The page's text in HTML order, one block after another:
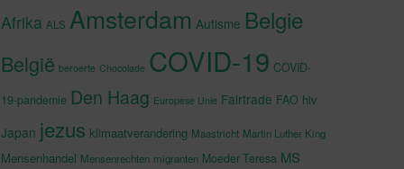
Afrika ALS Amsterdam Autisme Belgie
België beroerte Chocolade COVID-19 COVID-
19-pandemie Den Haag Europese Unie Fairtrade FAO hiv
Japan jezus klimaatverandering Maastricht Martin Luther King
Mensenhandel Mensenrechten migranten Moeder Teresa MS